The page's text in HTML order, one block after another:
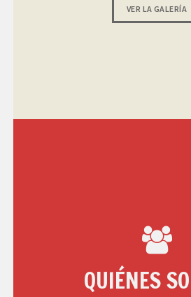
VER LA GALERÍA
QUIÉNES